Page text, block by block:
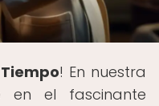
! En nuestra
en el fascinante